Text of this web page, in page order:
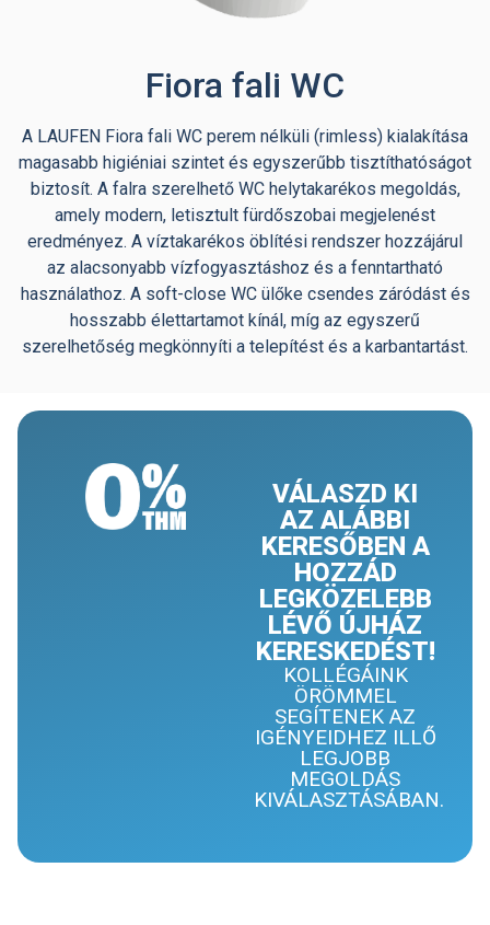
Fiora fali WC
A LAUFEN Fiora fali WC perem nélküli (rimless) kialakítása
magasabb higiéniai szintet és egyszerűbb tisztíthatóságot
biztosít. A falra szerelhető WC helytakarékos megoldás,
amely modern, letisztult fürdőszobai megjelenést
eredményez. A víztakarékos öblítési rendszer hozzájárul
az alacsonyabb vízfogyasztáshoz és a fenntartható
használathoz. A soft-close WC ülőke csendes záródást és
hosszabb élettartamot kínál, míg az egyszerű
szerelhetőség megkönnyíti a telepítést és a karbantartást.
VÁLASZD KI
AZ ALÁBBI
KERESŐBEN A
HOZZÁD
LEGKÖZELEBB
LÉVŐ ÚJHÁZ
KERESKEDÉST!
KOLLÉGÁINK
ÖRÖMMEL
SEGÍTENEK AZ
IGÉNYEIDHEZ ILLŐ
LEGJOBB
MEGOLDÁS
KIVÁLASZTÁSÁBAN.